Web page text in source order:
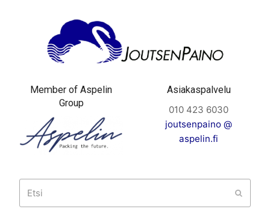
Member of Aspelin
Group
Asiakaspalvelu
010 423 6030
joutsenpaino @
aspelin.fi